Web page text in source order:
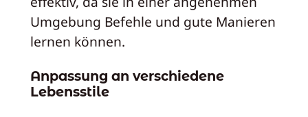
Umgebung Befehle und gute Manieren
lernen können.
Anpassung an verschiedene
Lebensstile